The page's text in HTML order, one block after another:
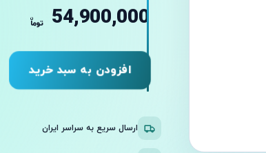
54,900,000 توما
ن
افزودن به سبد خرید
ارسال سریع به سراسر ایران